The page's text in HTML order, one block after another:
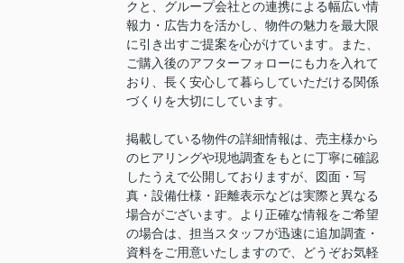
クと、グループ会社との連携による幅広い情
報力・広告力を活かし、物件の魅力を最大限
に引き出すご提案を心がけています。また、
ご購入後のアフターフォローにも力を入れて
おり、長く安心して暮らしていただける関係
づくりを大切にしています。
掲載している物件の詳細情報は、売主様から
のヒアリングや現地調査をもとに丁寧に確認
したうえで公開しておりますが、図面・写
真・設備仕様・距離表示などは実際と異なる
場合がございます。より正確な情報をご希望
の場合は、担当スタッフが迅速に追加調査・
資料をご用意いたしますので、どうぞお気軽